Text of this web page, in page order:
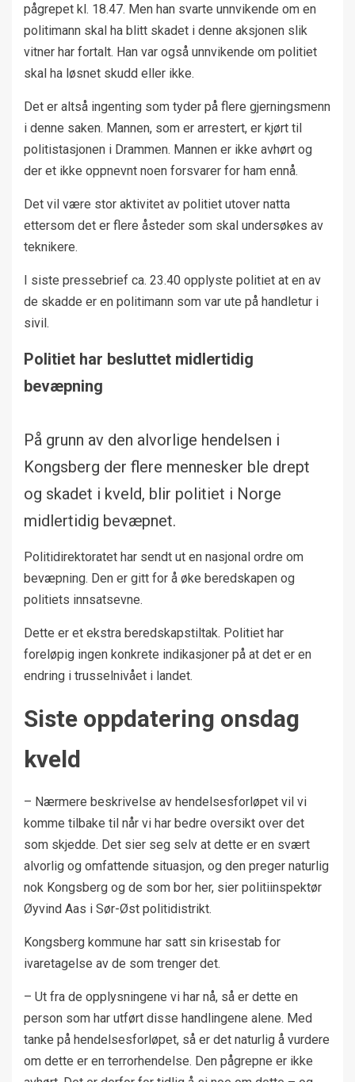
pågrepet kl. 18.47. Men han svarte unnvikende om en
politimann skal ha blitt skadet i denne aksjonen slik
vitner har fortalt. Han var også unnvikende om politiet
skal ha løsnet skudd eller ikke.
Det er altså ingenting som tyder på flere gjerningsmenn
i denne saken. Mannen, som er arrestert, er kjørt til
politistasjonen i Drammen. Mannen er ikke avhørt og
der et ikke oppnevnt noen forsvarer for ham ennå.
Det vil være stor aktivitet av politiet utover natta
ettersom det er flere åsteder som skal undersøkes av
teknikere.
I siste pressebrief ca. 23.40 opplyste politiet at en av
de skadde er en politimann som var ute på handletur i
sivil.
Politiet har besluttet midlertidig
bevæpning
På grunn av den alvorlige hendelsen i
Kongsberg der flere mennesker ble drept
og skadet i kveld, blir politiet i Norge
midlertidig bevæpnet.
Politidirektoratet har sendt ut en nasjonal ordre om
bevæpning. Den er gitt for å øke beredskapen og
politiets innsatsevne.
Dette er et ekstra beredskapstiltak. Politiet har
foreløpig ingen konkrete indikasjoner på at det er en
endring i trusselnivået i landet.
Siste oppdatering onsdag
kveld
– Nærmere beskrivelse av hendelsesforløpet vil vi
komme tilbake til når vi har bedre oversikt over det
som skjedde. Det sier seg selv at dette er en svært
alvorlig og omfattende situasjon, og den preger naturlig
nok Kongsberg og de som bor her, sier politiinspektør
Øyvind Aas i Sør-Øst politidistrikt.
Kongsberg kommune har satt sin krisestab for
ivaretagelse av de som trenger det.
– Ut fra de opplysningene vi har nå, så er dette en
person som har utført disse handlingene alene. Med
tanke på hendelsesforløpet, så er det naturlig å vurdere
om dette er en terrorhendelse. Den pågrepne er ikke